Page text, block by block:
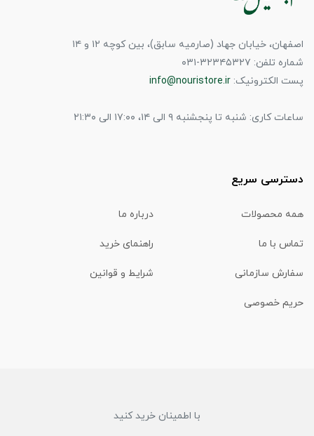
اصفهان، خیابان جهاد (صارمیه سابق)، بین کوچه ۱۲ و ۱۴
شماره تلفن: ۳۲۳۴۵۳۲۷-۰۳۱
پست الکترونیک: info@nouristore.ir
ساعات کاری: شنبه تا پنجشنبه ۹ الی ۱۴، ۱۷:۰۰ الی ۲۱:۳۰
دسترسی سریع
همه محصولات درباره ما
تماس با ما راهنمای خرید
سفارش سازمانی شرایط و قوانین
حریم خصوصی
با اطمینان خرید کنید